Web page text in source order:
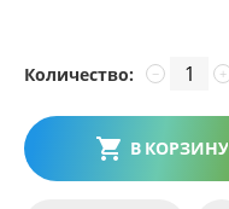
Количество: +
−
В КОРЗИНУ